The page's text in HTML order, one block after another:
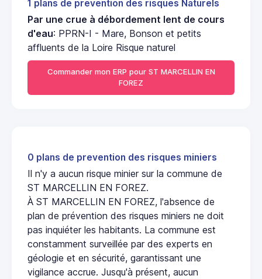
1 plans de prevention des risques Naturels
Par une crue à débordement lent de cours
d'eau: PPRN-I - Mare, Bonson et petits
affluents de la Loire Risque naturel
Commander mon ERP pour ST MARCELLIN EN
FOREZ
0 plans de prevention des risques miniers
Il n'y a aucun risque minier sur la commune de
ST MARCELLIN EN FOREZ.
À ST MARCELLIN EN FOREZ, l'absence de
plan de prévention des risques miniers ne doit
pas inquiéter les habitants. La commune est
constamment surveillée par des experts en
géologie et en sécurité, garantissant une
vigilance accrue. Jusqu'à présent, aucun